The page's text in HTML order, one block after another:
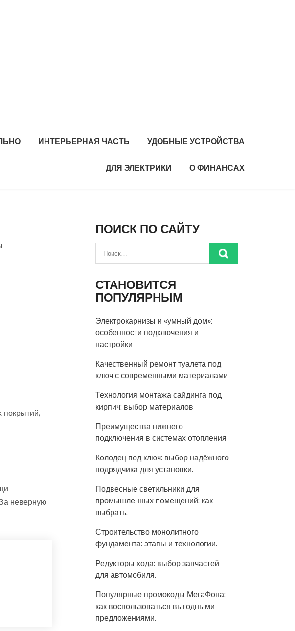
ИНТЕРЬЕРНАЯ ЧАСТЬ УДОБНЫЕ УСТРОЙСТВА
ДЛЯ ЭЛЕКТРИКИ О ФИНАНСАХ
покрытий,
неверную
ПОИСК ПО САЙТУ
СТАНОВИТСЯ
ПОПУЛЯРНЫМ
Электрокарнизы и «умный дом»:
особенности подключения и
настройки
Качественный ремонт туалета под
ключ с современными материалами
Технология монтажа сайдинга под
кирпич: выбор материалов
Преимущества нижнего
подключения в системах отопления
Колодец под ключ: выбор надёжного
подрядчика для установки.
Подвесные светильники для
промышленных помещений: как
выбрать.
Строительство монолитного
фундамента: этапы и технологии.
Редукторы хода: выбор запчастей
для автомобиля.
Популярные промокоды МегаФона:
как воспользоваться выгодными
предложениями.